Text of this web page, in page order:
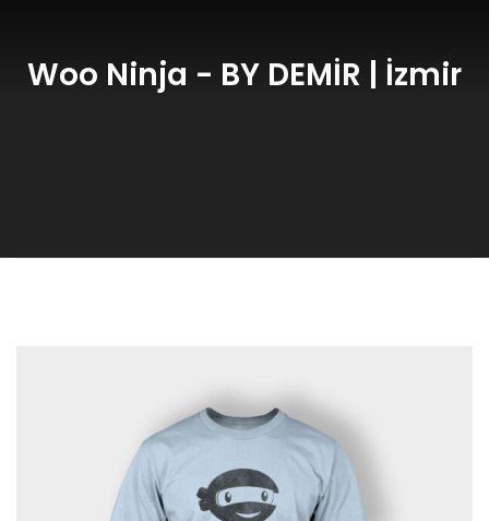
Woo Ninja - BY DEMİR | İzmir